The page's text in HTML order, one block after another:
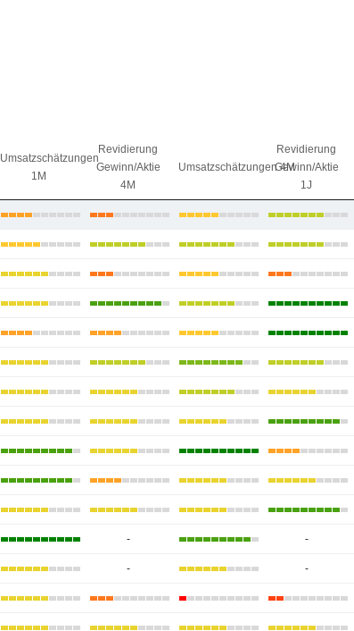
Umsatzschätzungen
1M
Revidierung
Gewinn/Aktie
4M
Umsatzschätzungen 4M
Revidierung
Gewinn/Aktie
1J
- -
- -